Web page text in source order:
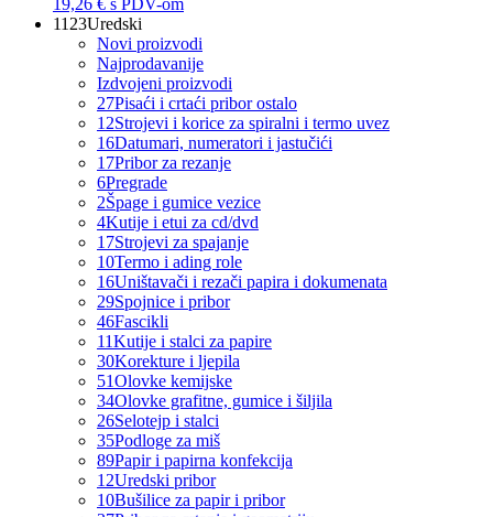
19,26 € s PDV-om
1123Uredski
Novi proizvodi
Najprodavanije
Izdvojeni proizvodi
27Pisaći i crtaći pribor ostalo
12Strojevi i korice za spiralni i termo uvez
16Datumari, numeratori i jastučići
17Pribor za rezanje
6Pregrade
2Špage i gumice vezice
4Kutije i etui za cd/dvd
17Strojevi za spajanje
10Termo i ading role
16Uništavači i rezači papira i dokumenata
29Spojnice i pribor
46Fascikli
11Kutije i stalci za papire
30Korekture i ljepila
51Olovke kemijske
34Olovke grafitne, gumice i šiljila
26Selotejp i stalci
35Podloge za miš
89Papir i papirna konfekcija
12Uredski pribor
10Bušilice za papir i pribor